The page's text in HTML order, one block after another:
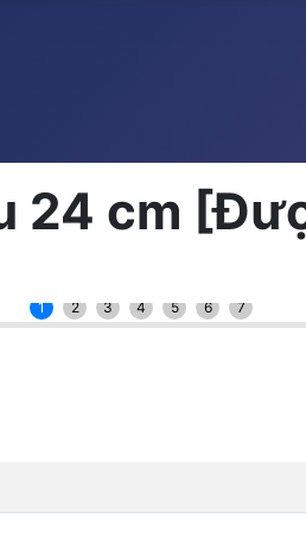
24 cm
1 2 3 4 5 6 7